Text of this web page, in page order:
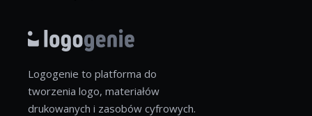
Logogenie to platforma do
tworzenia logo, materiałów
drukowanych i zasobów cyfrowych.